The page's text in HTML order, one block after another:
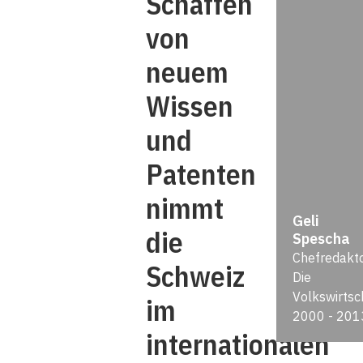
von
neuem
Wissen
und
Patenten
nimmt
die
Schweiz
im
internationalen
Geli
Spescha
Die
2000 -